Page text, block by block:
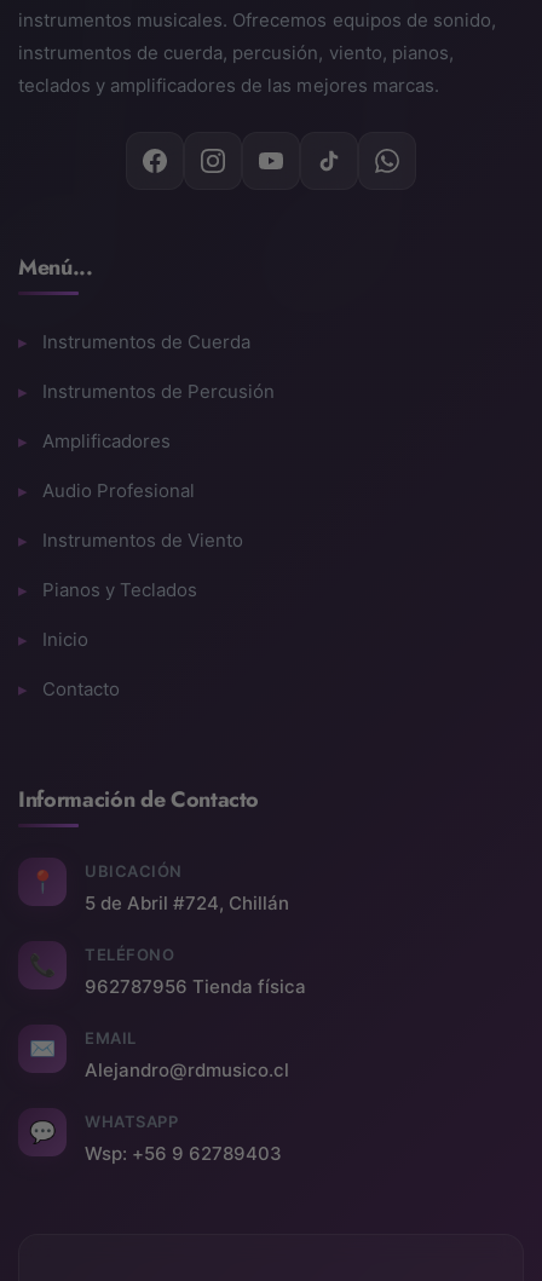
instrumentos musicales. Ofrecemos equipos de sonido,
instrumentos de cuerda, percusión, viento, pianos,
teclados y amplificadores de las mejores marcas.
Menú...
Instrumentos de Cuerda
Instrumentos de Percusión
Amplificadores
Audio Profesional
Instrumentos de Viento
Pianos y Teclados
Inicio
Contacto
Información de Contacto
📍 UBICACIÓN
5 de Abril #724, Chillán
📞 TELÉFONO
962787956 Tienda física
✉ EMAIL
Alejandro@rdmusico.cl
💬 WHATSAPP
Wsp: +56 9 62789403